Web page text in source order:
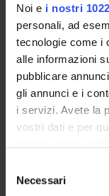
Noi e i nostri
personali, ad
tecnologie come i
alle informazioni
pubblicare
gli annunci e i
i servizi. Avete la
vostri dati e per
modificare o
Necessari
Martedì 21
Novembre
2023
09:00 - 12:30
Durata: 03:30
Novembre